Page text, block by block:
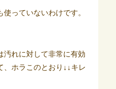
っていないわけです。
汚れに対して非常に有効
、ホラこのとおり↓↓キレ